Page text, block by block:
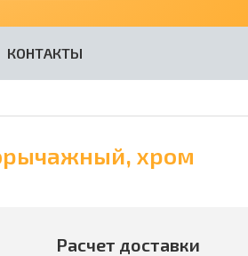
КОНТАКТЫ
хром
Расчет доставки